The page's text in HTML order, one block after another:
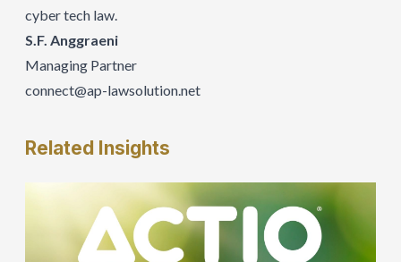
cyber tech law.
S.F. Anggraeni
Managing Partner
connect@ap-lawsolution.net
Related Insights